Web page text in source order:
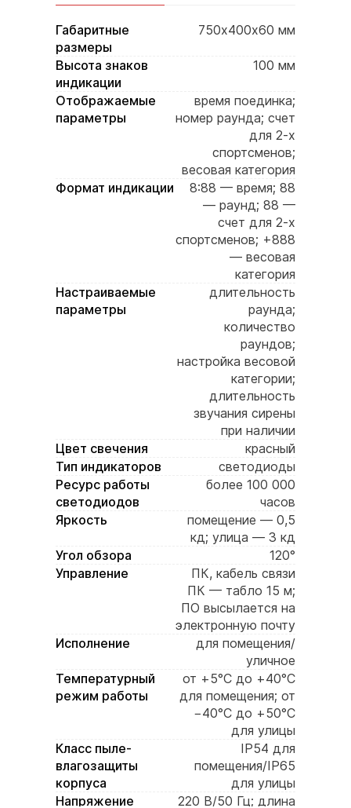
Габаритные
размеры
750х400х60 мм
Высота знаков
индикации
100 мм
Отображаемые
параметры
время поединка;
номер раунда; счет
для 2-х
спортсменов;
весовая категория
Формат индикации
8:88 — время; 88
— раунд; 88 —
счет для 2-х
спортсменов; +888
— весовая
категория
Настраиваемые
параметры
длительность
раунда;
количество
раундов;
настройка весовой
категории;
длительность
звучания сирены
при наличии
Цвет свечения
красный
Тип индикаторов
светодиоды
Ресурс работы
светодиодов
более 100 000
часов
Яркость
помещение — 0,5
кд; улица — 3 кд
Угол обзора
120°
Управление
ПК, кабель связи
ПК — табло 15 м;
ПО высылается на
электронную почту
Исполнение
для помещения/
уличное
Температурный
режим работы
от +5°C до +40°C
для помещения; от
−40°C до +50°C
для улицы
Класс пыле-
влагозащиты
корпуса
IP54 для
помещения/IP65
для улицы
Напряжение
220 В/50 Гц; длина